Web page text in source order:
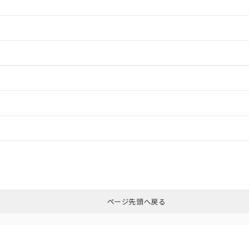
ダウンロードはこちらページ先頭へ戻る